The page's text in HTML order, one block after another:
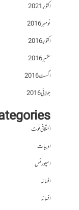
اکتوبر 2021
نومبر 2016
اکتوبر 2016
ستمبر 2016
اگست 2016
جولائی 2016
اختلافی نوٹ
ادبیات
اسپورٹس
افسانہ
افسانہ